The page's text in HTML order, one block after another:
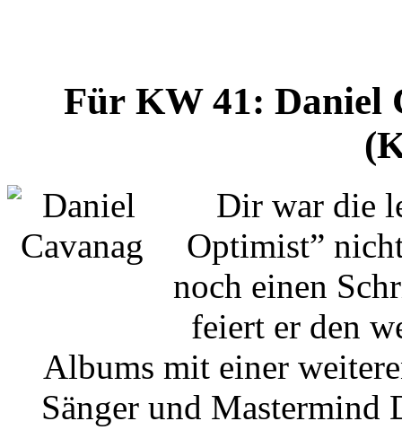
Für KW 41: Daniel
Dir war die
Optimist”
noch einen
feiert er den
Albums mit einer
Sänger und Mastermind